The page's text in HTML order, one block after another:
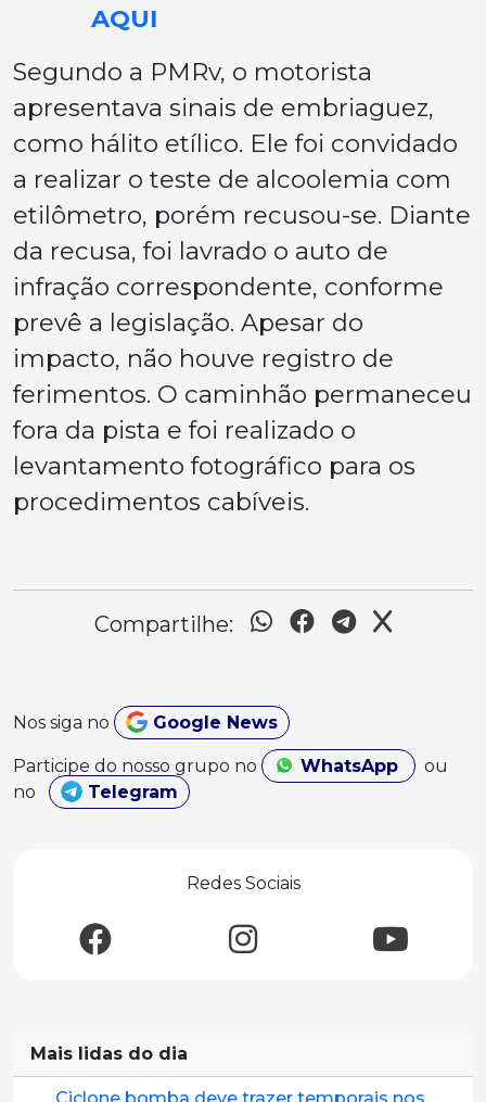
AQUI
Segundo a PMRv, o motorista
apresentava sinais de embriaguez,
como hálito etílico. Ele foi convidado
a realizar o teste de alcoolemia com
etilômetro, porém recusou-se. Diante
da recusa, foi lavrado o auto de
infração correspondente, conforme
prevê a legislação. Apesar do
impacto, não houve registro de
ferimentos. O caminhão permaneceu
fora da pista e foi realizado o
levantamento fotográfico para os
procedimentos cabíveis.
Compartilhe:
Nos siga no Google News
Participe do nosso grupo no WhatsApp
ou
no
Telegram
Redes Sociais
Mais lidas do dia
Ciclone bomba deve trazer temporais nos